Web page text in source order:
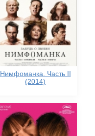
Нимфоманка. Часть II
(2014)